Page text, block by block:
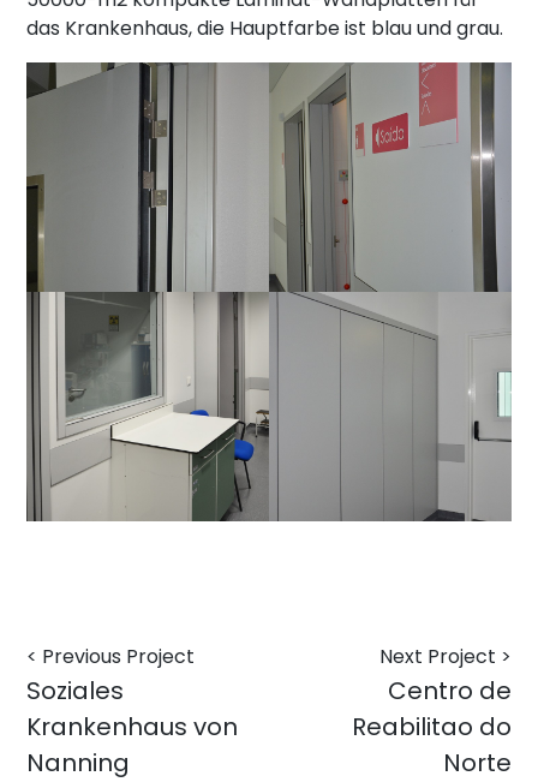
das Krankenhaus, die Hauptfarbe ist blau und grau.
< Previous Project
Soziales
Krankenhaus von
Nanning
Next Project >
Centro de
Reabilitao do
Norte